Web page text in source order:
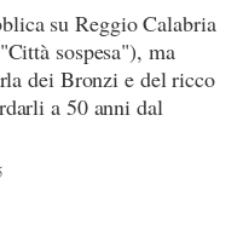
su Reggio Calabria
sospesa"), ma
dei Bronzi e del ricco
a 50 anni dal